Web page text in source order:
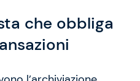
che obbliga